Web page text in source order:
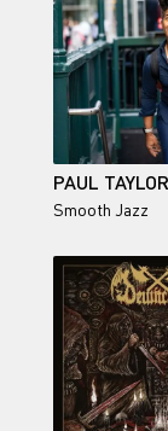
Smooth Jazz